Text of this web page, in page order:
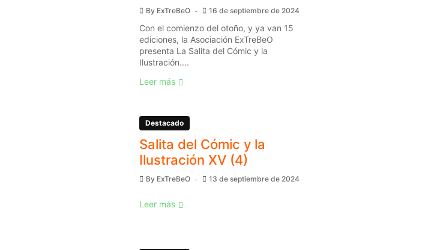
By ExTreBeO 16 de septiembre de 2024
Con el comienzo del otoño, y ya van 15
ediciones, la Asociación ExTreBeO
presenta La Salita del Cómic y la
Ilustración....
Leer más
Destacado
Salita del Cómic y la
Ilustración XV (4)
By ExTreBeO 13 de septiembre de 2024
Leer más